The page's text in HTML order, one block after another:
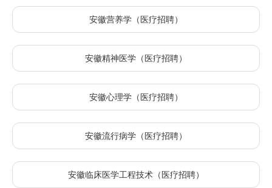
安徽营养学（医疗招聘）
安徽精神医学（医疗招聘）
安徽心理学（医疗招聘）
安徽流行病学（医疗招聘）
安徽临床医学工程技术（医疗招聘）